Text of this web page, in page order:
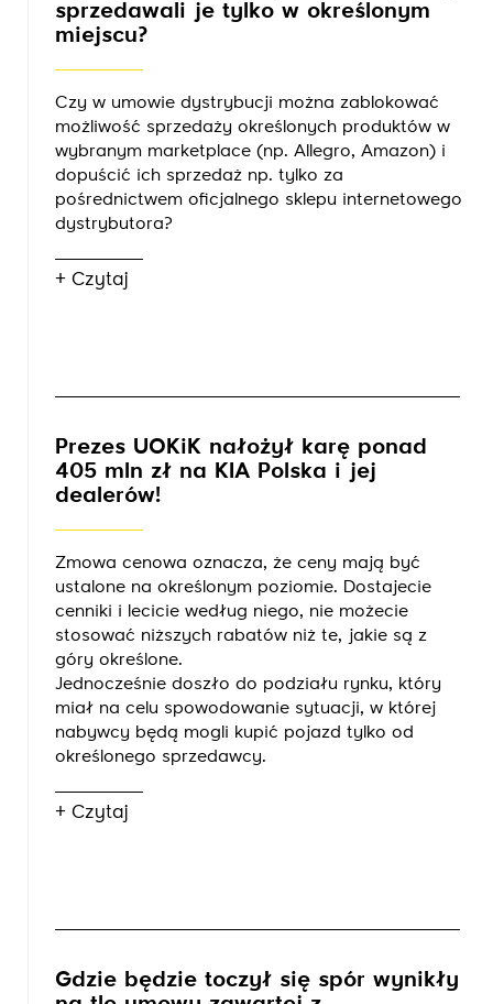
sprzedawali je tylko w określonym
miejscu?
Czy w umowie dystrybucji można zablokować
możliwość sprzedaży określonych produktów w
wybranym marketplace (np. Allegro, Amazon) i
dopuścić ich sprzedaż np. tylko za
pośrednictwem oficjalnego sklepu internetowego
dystrybutora?
+ Czytaj
Prezes UOKiK nałożył karę ponad
405 mln zł na KIA Polska i jej
dealerów!
Zmowa cenowa oznacza, że ceny mają być
ustalone na określonym poziomie. Dostajecie
cenniki i lecicie według niego, nie możecie
stosować niższych rabatów niż te, jakie są z
góry określone.
Jednocześnie doszło do podziału rynku, który
miał na celu spowodowanie sytuacji, w której
nabywcy będą mogli kupić pojazd tylko od
określonego sprzedawcy.
+ Czytaj
Gdzie będzie toczył się spór wynikły